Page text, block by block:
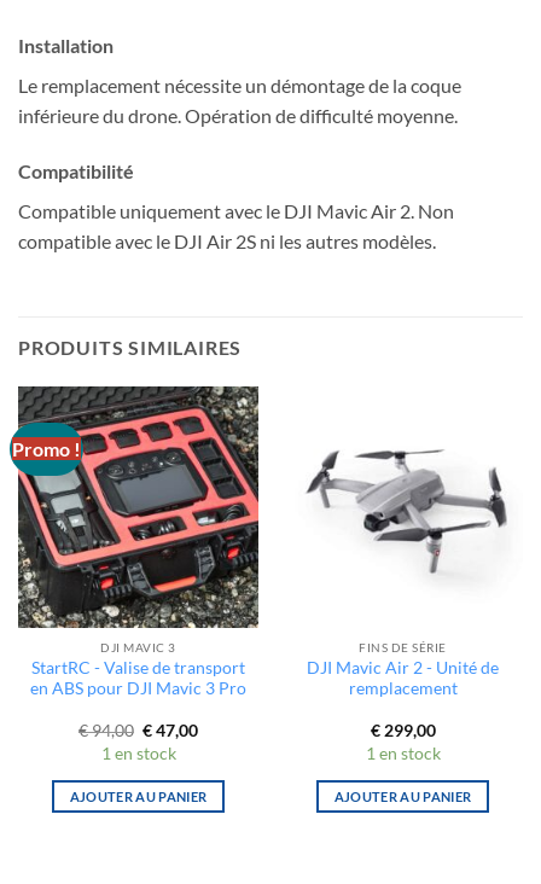
Installation
Le remplacement nécessite un démontage de la coque
inférieure du drone. Opération de difficulté moyenne.
Compatibilité
Compatible uniquement avec le DJI Mavic Air 2. Non
compatible avec le DJI Air 2S ni les autres modèles.
PRODUITS SIMILAIRES
Promo !
DJI MAVIC 3
StartRC - Valise de transport
en ABS pour DJI Mavic 3 Pro
€94,00 Le
prix
initial
était :
€ 94,00.
€47,00Le
est :
€ 47,00.
1 en stock
AJOUTER AU PANIER
FINS DE SÉRIE
DJI Mavic Air 2 - Unité de
remplacement
€299,00
1 en stock
AJOUTER AU PANIER